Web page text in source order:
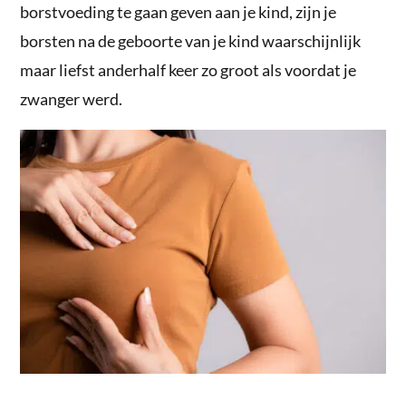
borstvoeding te gaan geven aan je kind, zijn je
borsten na de geboorte van je kind waarschijnlijk
maar liefst anderhalf keer zo groot als voordat je
zwanger werd.